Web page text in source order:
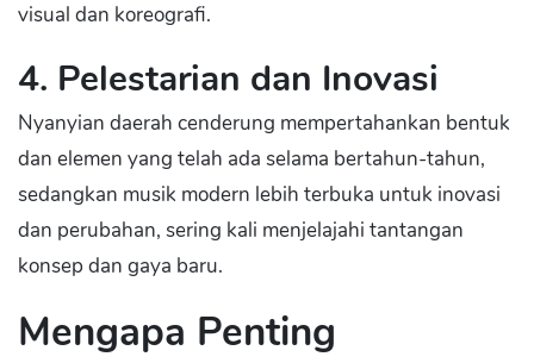
visual dan koreografi.
4. Pelestarian dan Inovasi
Nyanyian daerah cenderung mempertahankan bentuk
dan elemen yang telah ada selama bertahun-tahun,
sedangkan musik modern lebih terbuka untuk inovasi
dan perubahan, sering kali menjelajahi tantangan
konsep dan gaya baru.
Mengapa Penting